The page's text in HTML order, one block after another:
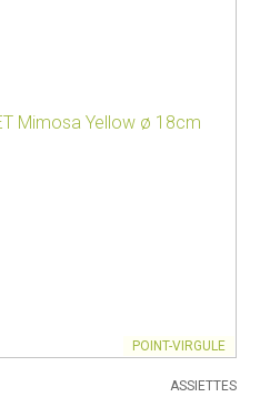
POINT-VIRGULE
ASSIETTES